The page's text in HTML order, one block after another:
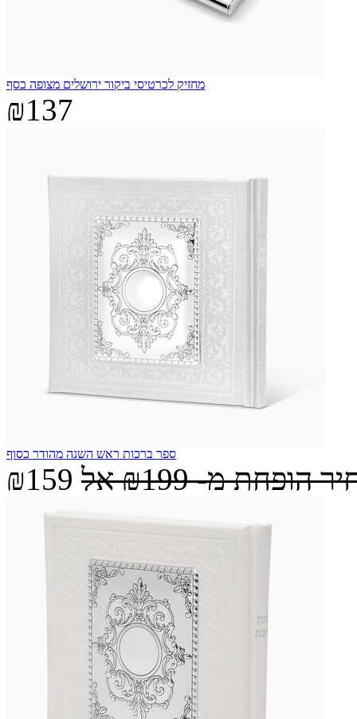
מחזיק לכרטיסי ביקור ירושלים מצופה כסף
₪137
ספר ברכות ראש השנה מהודר כסוף
₪159 הופחת מ-₪199 אל